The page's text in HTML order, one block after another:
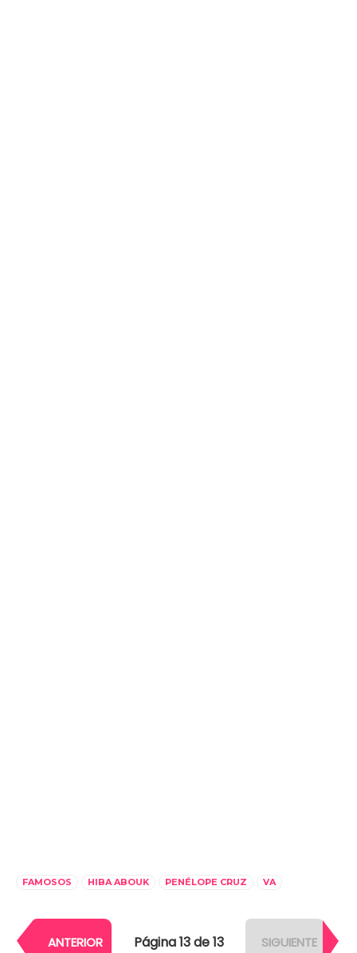
FAMOSOS HIBA ABOUK PENÉLOPE CRUZ VA
ANTERIOR Página 13 de 13 SIGUIENTE